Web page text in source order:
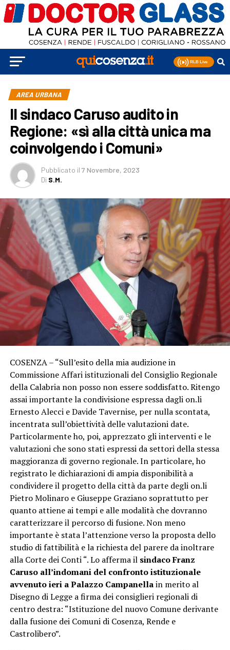
AREA URBANA
Il sindaco Caruso audito in
Regione: «sì alla città unica ma
coinvolgendo i Comuni»
Pubblicato il 7 Novembre, 2023
Di S.M.
COSENZA – “Sull’esito della mia audizione in
Commissione Affari istituzionali del Consiglio Regionale
della Calabria non posso non essere soddisfatto. Ritengo
assai importante la condivisione espressa dagli on.li
Ernesto Alecci e Davide Tavernise, per nulla scontata,
incentrata sull’obiettività delle valutazioni date.
Particolarmente ho, poi, apprezzato gli interventi e le
valutazioni che sono stati espressi da settori della stessa
maggioranza di governo regionale. In particolare, ho
registrato le dichiarazioni di ampia disponibilità a
condividere il progetto della città da parte degli on.li
Pietro Molinaro e Giuseppe Graziano soprattutto per
quanto attiene ai tempi e alle modalità che dovranno
caratterizzare il percorso di fusione. Non meno
importante è stata l’attenzione verso la proposta dello
studio di fattibilità e la richiesta del parere da inoltrare
alla Corte dei Conti “. Lo afferma ilsindaco Franz
Caruso all’indomani del confronto istituzionale
avvenuto ieri a Palazzo Campanellain merito al
Disegno di Legge a firma dei consiglieri regionali di
centro destra: “Istituzione del nuovo Comune derivante
dalla fusione dei Comuni di Cosenza, Rende e
Castrolibero”.